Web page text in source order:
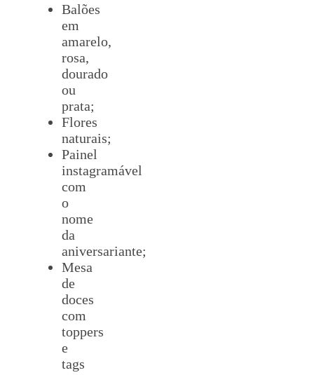
Balões
em
amarelo,
rosa,
dourado
ou
prata;
Flores
naturais;
Painel
instagramável
com
o
nome
da
aniversariante;
Mesa
de
doces
com
toppers
e
tags